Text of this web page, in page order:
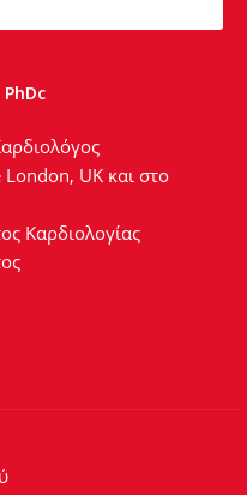
London, UK και στο
Καρδιολογίας